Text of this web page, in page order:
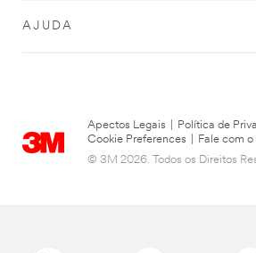
AJUDA
Apectos Legais Política de
Cookie Preferences
Fale com o
© 3M 2026. Todos os Direitos